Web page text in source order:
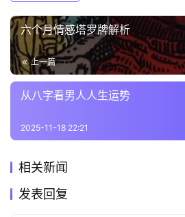
六个月情感塔罗牌解析
上一篇
从八字看男人人生运势
2025-11-18 22:21
相关新闻
发表回复